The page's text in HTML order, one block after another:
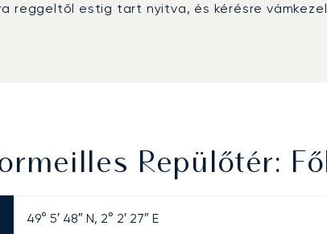
reggeltől estig tart nyitva, és kérésre
Repülőtér:
49° 5′ 48″ N, 2° 2′ 27″ E